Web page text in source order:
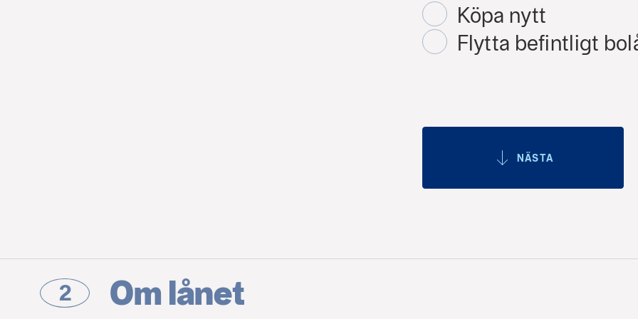
Köpa nytt
Flytta befintligt
NÄSTA
2 Om lånet